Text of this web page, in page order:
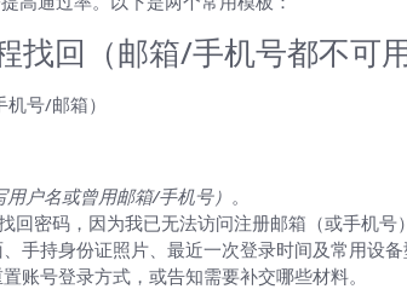
回（邮箱/手机号都不可用
号/邮箱）
用户名或曾用邮箱/手机号） 。
回密码，因为我已无法访问注册邮箱（或手机号
手持身份证照片、最近一次登录时间及常用设
账号登录方式，或告知需要补交哪些材料。